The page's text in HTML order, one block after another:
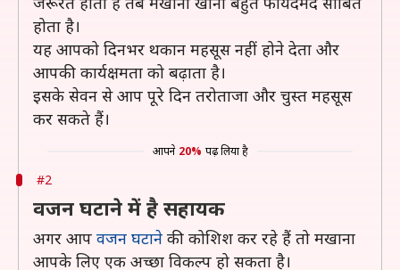
होता है।
यह आपको दिनभर थकान महसूस नहीं होने देता और
आपकी कार्यक्षमता को बढ़ाता है।
इसके सेवन से आप पूरे दिन तरोताजा और चुस्त महसूस
कर सकते हैं।
आपने 20% पढ़ लिया है
#2
वजन घटाने में है सहायक
अगर आप वजन घटाने की कोशिश कर रहे हैं तो मखाना
आपके लिए एक अच्छा विकल्प हो सकता है।